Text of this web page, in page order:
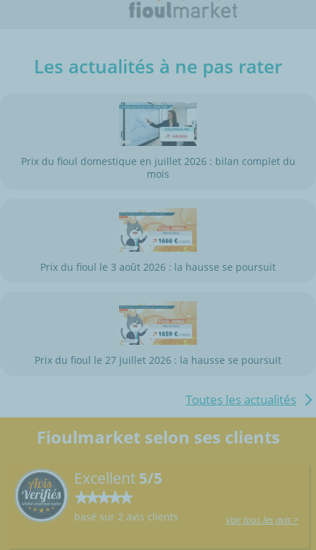
Les actualités à ne pas rater
Prix du fioul domestique en juillet 2026 : bilan complet du
mois
Prix du fioul le 3 août 2026 : la hausse se poursuit
Prix du fioul le 27 juillet 2026 : la hausse se poursuit
Toutes les actualités
Fioulmarket selon ses clients
Excellent 5/5
basé sur 2 avis clients Voir tous les avis >